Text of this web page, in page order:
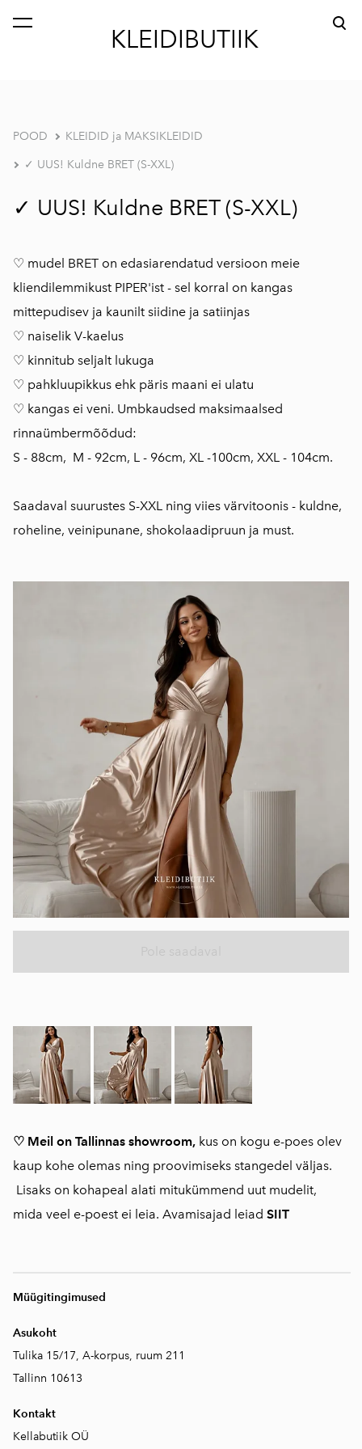
KLEIDIBUTIIK
lisati ostukorvi. Vaata ostukorvi
POOD KLEIDID ja MAKSIKLEIDID
✓ UUS! Kuldne BRET (S-XXL)
♡ Meil on Tallinnas showroom, kus on kogu e-poes olev
kaup kohe olemas ning proovimiseks stangedel väljas.
Lisaks on kohapeal alati mitukümmend uut mudelit,
mida veel e-poest ei leia. Avamisajad leiad SIIT
✓ UUS! Kuldne BRET (S-XXL)
♡ mudel BRET on edasiarendatud versioon meie
kliendilemmikust PIPER'ist - sel korral on kangas
mittepudisev ja kaunilt siidine ja satiinjas
♡ naiselik V-kaelus
♡ kinnitub seljalt lukuga
♡ pahkluupikkus ehk päris maani ei ulatu
♡ kangas ei veni. Umbkaudsed maksimaalsed
rinnaümbermõõdud:
S - 88cm, M - 92cm, L - 96cm, XL -100cm, XXL - 104cm.
Saadaval suurustes S-XXL ning viies värvitoonis - kuldne,
roheline, veinipunane, shokolaadipruun ja must.
Müügitingimused
Asukoht
Tulika 15/17, A-korpus, ruum 211
Tallinn 10613
Kontakt
Kellabutiik OÜ